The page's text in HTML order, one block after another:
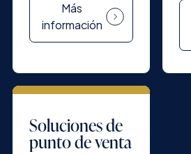
Más
información
Soluciones de
punto de venta